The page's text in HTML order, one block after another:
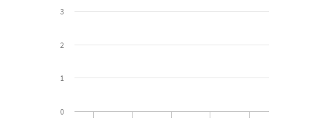
The chart has 1 Y axis displaying Erschliessungsqualität. Data
0
1
2
3